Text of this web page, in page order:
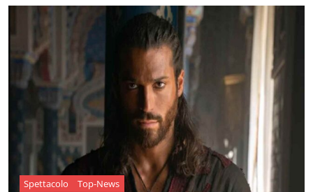
Spettacolo Top-News